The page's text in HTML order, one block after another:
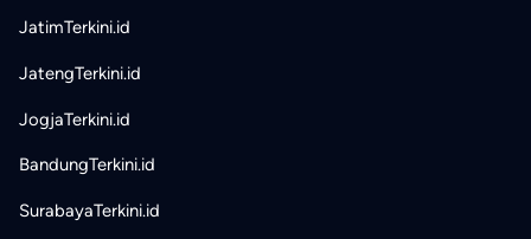
JatimTerkini.id
JatengTerkini.id
JogjaTerkini.id
BandungTerkini.id
SurabayaTerkini.id